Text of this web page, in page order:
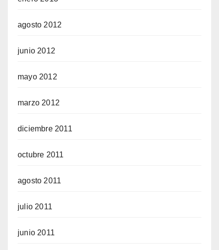
agosto 2012
junio 2012
mayo 2012
marzo 2012
diciembre 2011
octubre 2011
agosto 2011
julio 2011
junio 2011